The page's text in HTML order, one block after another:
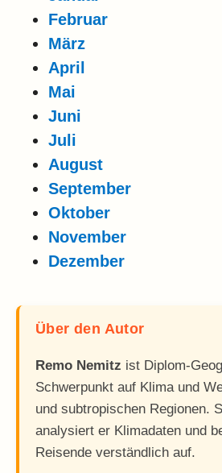
Februar
März
April
Mai
Juni
Juli
August
September
Oktober
November
Dezember
Über den Autor
Remo Nemitz ist Diplom-
Schwerpunkt auf Klima und
und subtropischen Regionen.
analysiert er Klimadaten und
Reisende verständlich auf.